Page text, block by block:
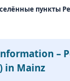
пункты
–
in Mainz